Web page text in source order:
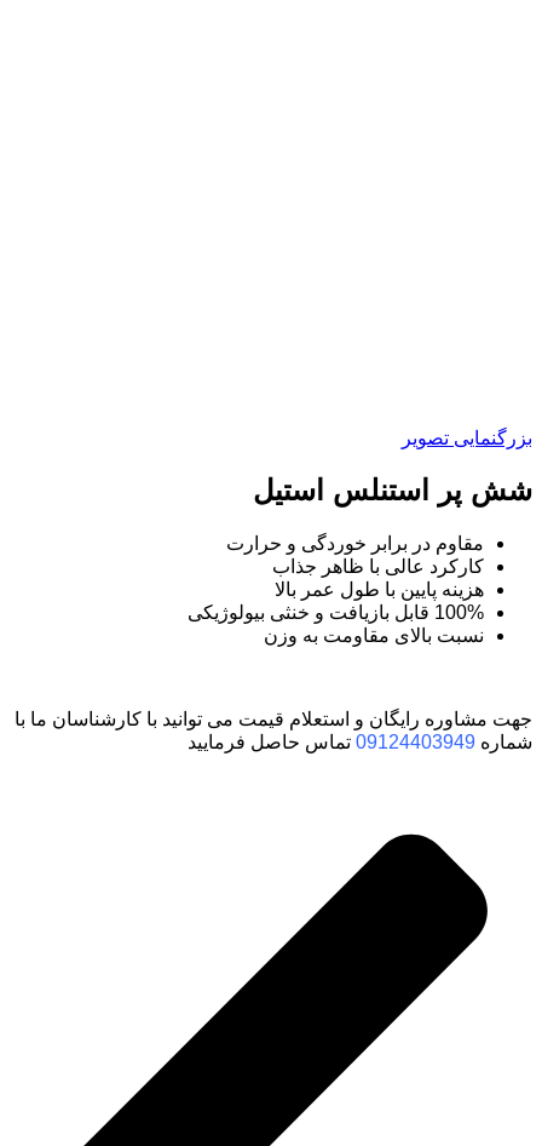
بزرگنمایی تصویر
شش پر استنلس استیل
مقاوم در برابر خوردگی و حرارت
کارکرد عالی با ظاهر جذاب
هزینه پایین با طول عمر بالا
100% قابل بازیافت و خنثی بیولوژیکی
نسبت بالای مقاومت به وزن
جهت مشاوره رایگان و استعلام قیمت می توانید با کارشناسان ما با
شماره 09124403949 تماس حاصل فرمایید